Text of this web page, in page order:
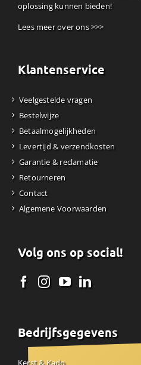
oplossing kunnen bieden!
Lees meer over ons >>>
Klantenservice
Veelgestelde vragen
Bestelwijze
Betaalmogelijkheden
Levertijd & verzendkosten
Garantie & reclamatie
Retourneren
Contact
Algemene Voorwaarden
Volg ons op social!
Bedrijfsgegevens
Kerst & Kado